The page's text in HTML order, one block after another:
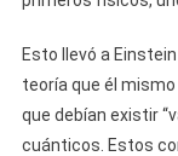
Esto llevó a
teoría que él
que debían existir
cuánticos. Estos